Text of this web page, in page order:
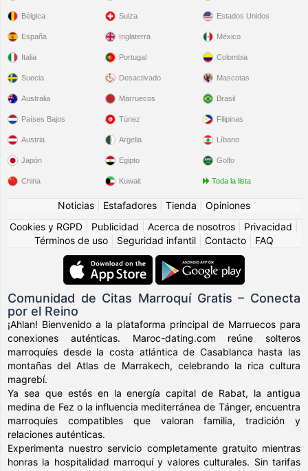
Bélgica
España
Italia
Suecia
Suiza
Inglaterra
Portugal
Desactivado
Estados Unidos
México
Colombia
Mascotas
Australia
Países Bajos
Austria
Japón
China
Marruecos
Túnez
Argelia
Egipto
Kuwait
Brasil
Filipinas
Líbano
Golfo
Toda la lista
Noticias Estafadores Tienda
Opiniones
Cookies y RGPD
Publicidad Acerca de nosotros Privacidad
Términos de uso
Seguridad infantil Contacto FAQ
Comunidad de Citas Marroquí Gratis – Conecta
por el Reino
¡Ahlan! Bienvenido a la plataforma principal de Marruecos para
conexiones auténticas. Maroc-dating.com reúne solteros
marroquíes desde la costa atlántica de Casablanca hasta las
montañas del Atlas de Marrakech, celebrando la rica cultura
magrebí.
Ya sea que estés en la energía capital de Rabat, la antigua
medina de Fez o la influencia mediterránea de Tánger, encuentra
marroquíes compatibles que valoran familia, tradición y
relaciones auténticas.
Experimenta nuestro servicio completamente gratuito mientras
honras la hospitalidad marroquí y valores culturales. Sin tarifas